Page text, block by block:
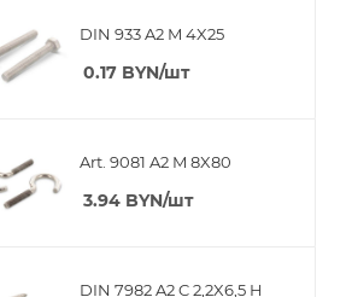
DIN 933 A2 M 4X25
0.17 BYN/шт
Art. 9081 A2 M 8X80
3.94 BYN/шт
DIN 7982 A2 C 2,2X6,5 H